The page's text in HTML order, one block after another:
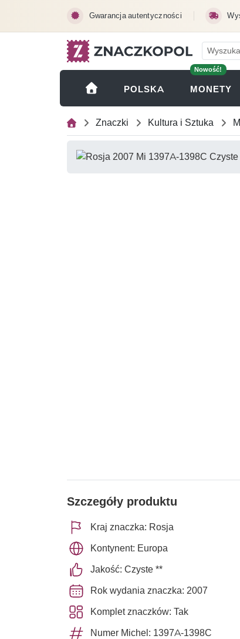
Gwarancja autentyczności
POLSKA
Nowość!
MONETY
Znaczki Kultura i Sztuka
Szczegóły produktu
Kraj znaczka: Rosja
Kontynent: Europa
Jakość: Czyste **
Rok wydania znaczka: 2007
Komplet znaczków: Tak
Numer Michel: 1397A-1398C